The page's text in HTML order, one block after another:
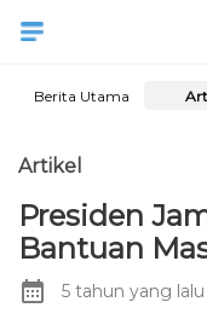
Berita Utama
Artikel
Presiden
Bantuan
5 tahun yang lalu